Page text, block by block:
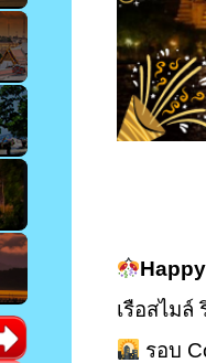
เรือสไมล์
รอบ